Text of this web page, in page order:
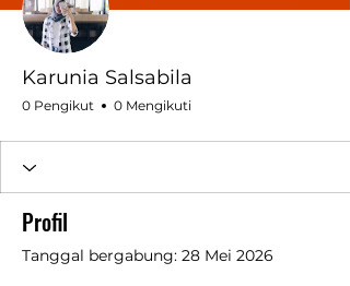
Karunia Salsabila
0 Pengikut 0 Mengikuti
Profil
Tanggal bergabung: 28 Mei 2026